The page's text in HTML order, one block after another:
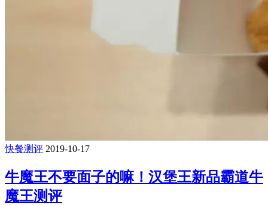
快餐测评 2019-10-17
牛魔王不要面子的嘛！汉堡王新品霸道牛
魔王测评